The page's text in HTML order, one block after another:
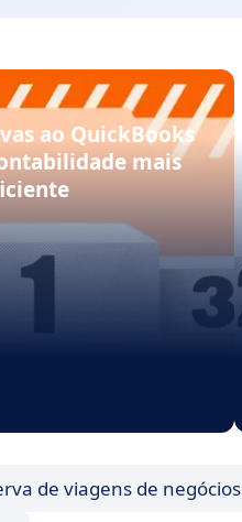
ao QuickBooks
mais
de viagens de negócios